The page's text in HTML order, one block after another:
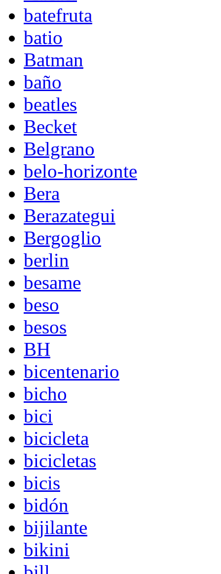
batefruta
batio
Batman
baño
beatles
Becket
Belgrano
belo-horizonte
Bera
Berazategui
Bergoglio
berlin
besame
beso
besos
BH
bicentenario
bicho
bici
bicicleta
bicicletas
bicis
bidón
bijilante
bikini